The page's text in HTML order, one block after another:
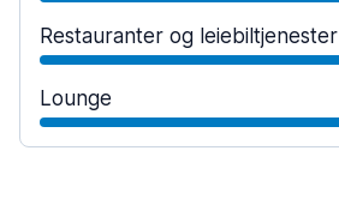
Restauranter og leiebiltjenester
Lounge